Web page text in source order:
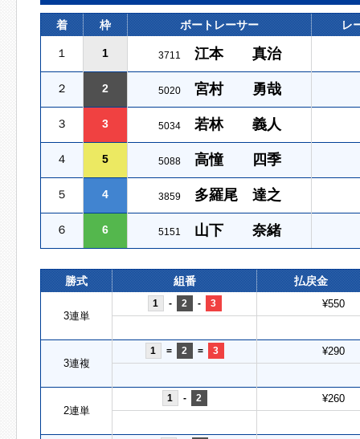
着 枠 ボートレーサー レ
１ 1 3711 江本 真治
２ 2 5020 宮村 勇哉
３ 3 5034 若林 義人
４ 5 5088 高憧 四季
５ 4 3859 多羅尾 達之
６ 6 5151 山下 奈緒
勝式 組番 払戻金
3連単
1 - 2 - 3 ¥550
3連複
1 = 2 = 3 ¥290
2連単
1 - 2 ¥260